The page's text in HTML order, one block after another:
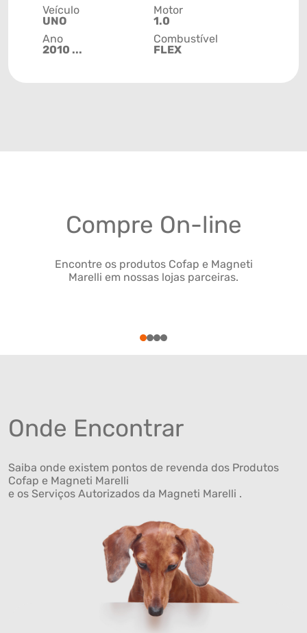
Veículo
UNO
Ano
2010 ...
Motor
1.0
Combustível
FLEX
Compre On-line
Encontre os produtos Cofap e Magneti
Marelli em nossas lojas parceiras.
1234
Onde Encontrar
Saiba onde existem pontos de revenda dos Produtos
Cofap e Magneti Marelli
e os Serviços Autorizados da Magneti Marelli .